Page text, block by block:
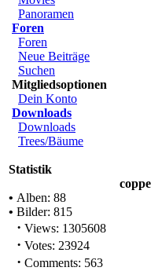
Panoramen
Foren
Foren
Neue Beiträge
Suchen
Mitgliedsoptionen
Dein Konto
Downloads
Downloads
Trees/Bäume
Statistik
• Alben: 88
• Bilder: 815
· Views: 1305608
· Votes: 23924
· Comments: 563